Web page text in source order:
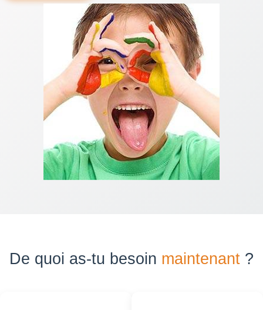
De quoi as-tu besoin maintenant ?